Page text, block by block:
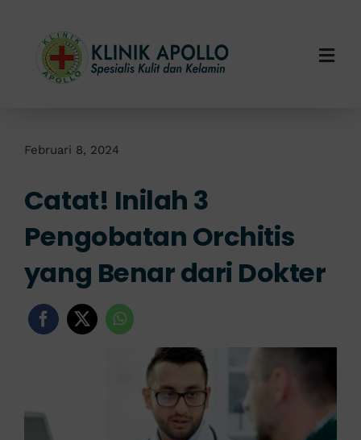
content
Layanan Kami
Info Klinik
Februari 8, 2024
Catat! Inilah 3
Pengobatan Orchitis
yang Benar dari Dokter